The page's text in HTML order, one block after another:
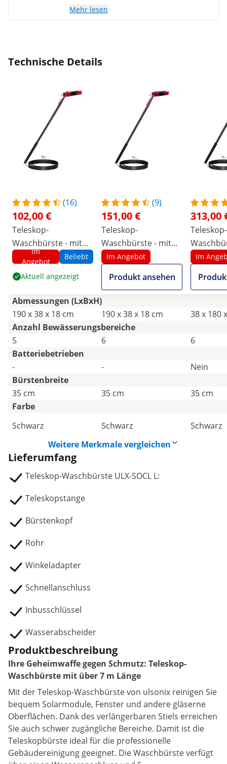
Mehr lesen
Technische Details
(16)
102,00 €
Teleskop-
Waschbürste - mit
Wasseranschluss -
Fenster - 1750 - 7200
mm
Im
Angebot
Beliebt
Aktuell angezeigt
(9)
151,00 €
Teleskop-
Waschbürste - mit
Wasseranschluss -
für Solarmodule und
Fenster - 1820 - 8900
Im Angebot
Produkt ansehen
313,00
Teleskop-
für
Fenster
Im
Abmessungen (LxBxH)
190 x 38 x 18 cm
190 x 38 x 18 cm
38 x 180
Anzahl Bewässerungsbereiche
5
6
6
Batteriebetrieben
-
-
Nein
Bürstenbreite
35 cm
35 cm
35 cm
Farbe
Schwarz
Schwarz
Schwarz
Weitere Merkmale vergleichen
Lieferumfang
Teleskop-Waschbürste ULX-SOCL L:
Teleskopstange
Bürstenkopf
Rohr
Winkeladapter
Schnellanschluss
Inbusschlüssel
Wasserabscheider
Produktbeschreibung
Ihre Geheimwaffe gegen Schmutz: Teleskop-
Waschbürste mit über 7 m Länge
Mit der Teleskop-Waschbürste von ulsonix reinigen Sie
bequem Solarmodule, Fenster und andere gläserne
Oberflächen. Dank des verlängerbaren Stiels erreichen
Sie auch schwer zugängliche Bereiche. Damit ist die
Teleskopbürste ideal für die professionelle
Gebäudereinigung geeignet. Die Waschbürste verfügt